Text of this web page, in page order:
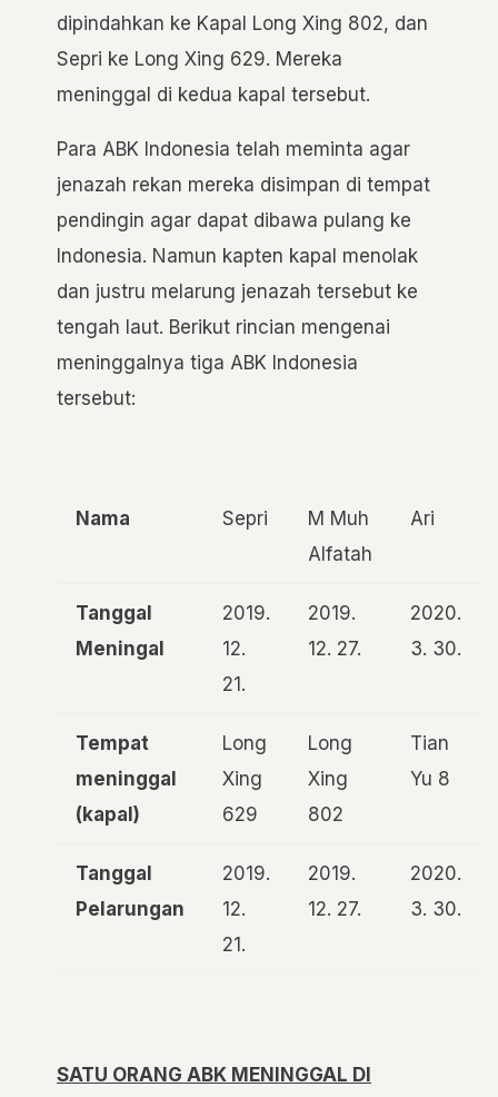
dipindahkan ke Kapal Long Xing 802, dan
Sepri ke Long Xing 629. Mereka
meninggal di kedua kapal tersebut.
Para ABK Indonesia telah meminta agar
jenazah rekan mereka disimpan di tempat
pendingin agar dapat dibawa pulang ke
Indonesia. Namun kapten kapal menolak
dan justru melarung jenazah tersebut ke
tengah laut. Berikut rincian mengenai
meninggalnya tiga ABK Indonesia
tersebut:
Nama Sepri
M Muh
Alfatah
Ari
Tanggal
Meningal
2019.
12.
21.
2019.
12. 27.
2020.
3. 30.
Tempat
meninggal
(kapal)
Long
Xing
629
Long
Xing
802
Tian
Yu 8
Tanggal
Pelarungan
2019.
12.
21.
2019.
12. 27.
2020.
3. 30.
SATU ORANG ABK MENINGGAL DI